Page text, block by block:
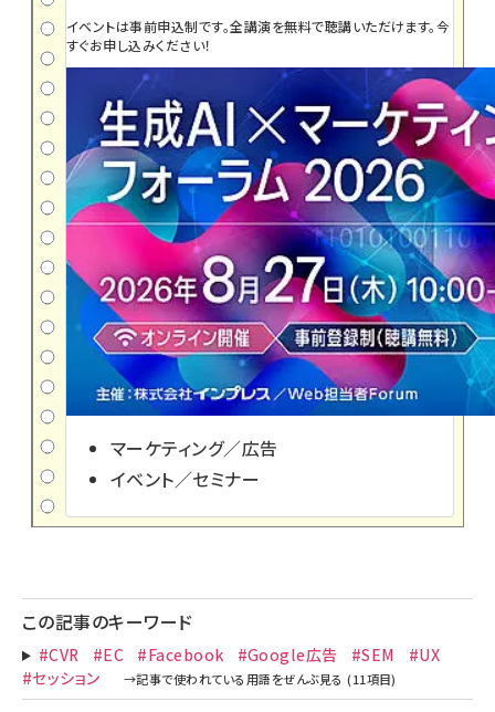
イベントは事前申込制です。全講演を無料で聴講いただけます。今
すぐお申し込みください！
マーケティング／広告
イベント／セミナー
この記事のキーワード
#CVR #EC #Facebook #Google広告 #SEM
#UX
#セッション